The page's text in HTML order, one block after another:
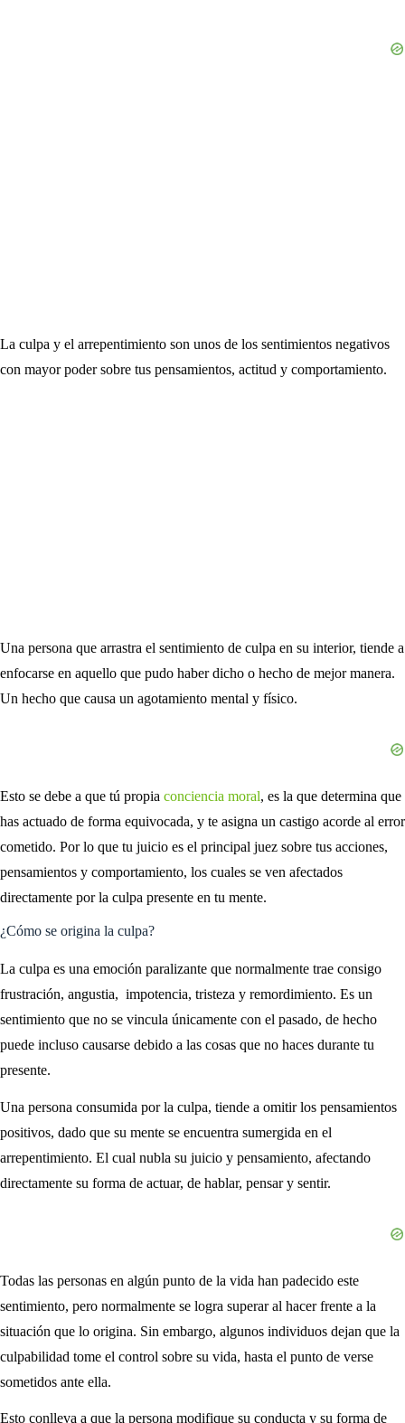
La culpa y el arrepentimiento son unos de los sentimientos negativos
con mayor poder sobre tus pensamientos, actitud y comportamiento.
Una persona que arrastra el sentimiento de culpa en su interior, tiende a
enfocarse en aquello que pudo haber dicho o hecho de mejor manera.
Un hecho que causa un agotamiento mental y físico.
Esto se debe a que tú propia conciencia moral, es la que determina que
has actuado de forma equivocada, y te asigna un castigo acorde al error
cometido. Por lo que tu juicio es el principal juez sobre tus acciones,
pensamientos y comportamiento, los cuales se ven afectados
directamente por la culpa presente en tu mente.
¿Cómo se origina la culpa?
La culpa es una emoción paralizante que normalmente trae consigo
frustración, angustia, impotencia, tristeza y remordimiento. Es un
sentimiento que no se vincula únicamente con el pasado, de hecho
puede incluso causarse debido a las cosas que no haces durante tu
presente.
Una persona consumida por la culpa, tiende a omitir los pensamientos
positivos, dado que su mente se encuentra sumergida en el
arrepentimiento. El cual nubla su juicio y pensamiento, afectando
directamente su forma de actuar, de hablar, pensar y sentir.
Todas las personas en algún punto de la vida han padecido este
sentimiento, pero normalmente se logra superar al hacer frente a la
situación que lo origina. Sin embargo, algunos individuos dejan que la
culpabilidad tome el control sobre su vida, hasta el punto de verse
sometidos ante ella.
Esto conlleva a que la persona modifique su conducta y su forma de